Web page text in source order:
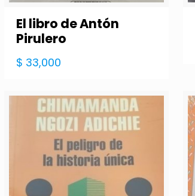
El libro de Antón
Pirulero
$ 33,000